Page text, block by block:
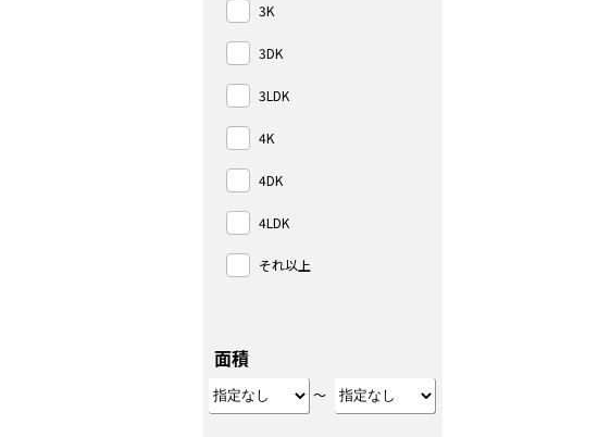
3K
3DK
3LDK
4K
4DK
4LDK
それ以上
面積
～